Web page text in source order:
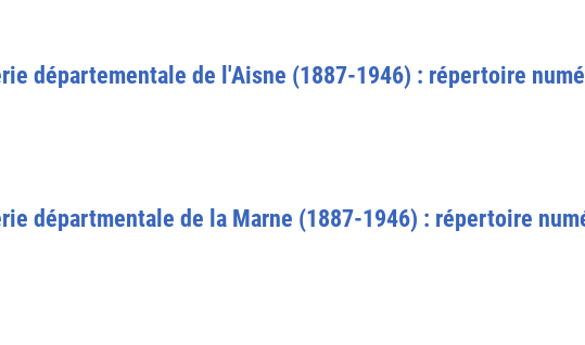
départementale de l'Aisne (1887-1946) : répertoire
départmentale de la Marne (1887-1946) : répertoire